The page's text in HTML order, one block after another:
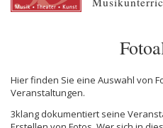
Hier finden Sie eine Auswahl von
Veranstaltungen.
3klang dokumentiert seine